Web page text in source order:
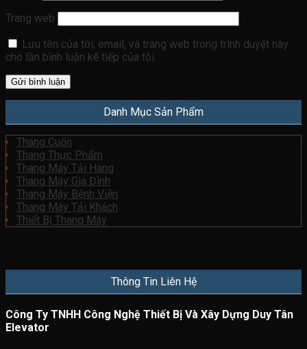
Trang web
Lưu tên của tôi, email, và trang web trong trình duyệt này
cho lần bình luận kế tiếp của tôi.
Danh Mục Sản Phẩm
Thang Cuốn
Thang Thực Phẩm
Thang Máy Tải Hàng
Thang Máy Gia Đình
Thang Máy Bệnh Viện
Thang Máy Tải Khách
Thiết Bị Thang Máy
Thông Tin Liên Hệ
Công Ty TNHH Công Nghệ Thiết Bị Và Xây Dựng Duy Tân
Elevator